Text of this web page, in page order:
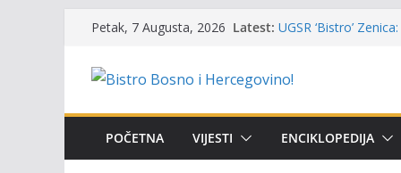
content
Petak, 7 Augusta, 2026 Latest: UGSR ‘Bistro’
i amura’
osobe sa
Održan 15.
POČETNA VIJESTI ENCIKLOPEDIJA